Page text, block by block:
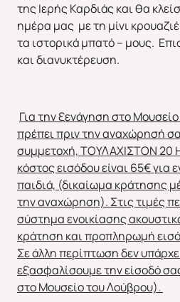
της Ιερής Καρδιάς και θα
ημέρα μας με τη μίνι
τα ιστορικά μπατό – μους.
και διανυκτέρευση.
Για την ξενάγηση στο
πρέπει πριν την αναχώρησή
συμμετοχή, ΤΟΥΛΑΧΙΣΤΟΝ 20
κόστος εισόδου είναι 65€ για
παιδιά, (δικαίωμα κράτησης
την αναχώρηση). Στις τιμές
σύστημα ενοικίασης
κράτηση και προπληρωμή
Σε άλλη περίπτωση δεν
εξασφαλίσουμε την είσοδό
στο Μουσείο του Λούβρου).